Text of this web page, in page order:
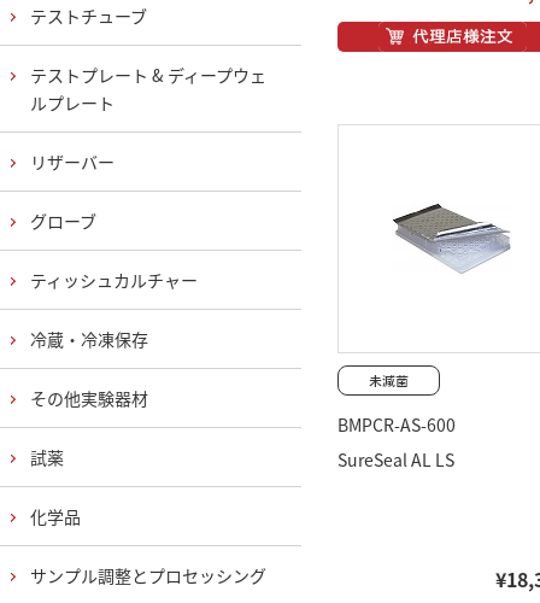
BMPCR-AS-600
SureSeal AL LS
テストチューブ
テストプレート & ディープウェ
ルプレート
リザーバー
グローブ
ティッシュカルチャー
冷蔵・冷凍保存
その他実験器材
試薬
化学品
サンプル調整とプロセッシング